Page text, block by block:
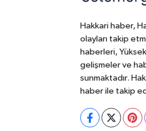
Hakkari haber,
olayları takip
haberleri,
gelişmeler ve
sunmaktadır.
haber ile takip